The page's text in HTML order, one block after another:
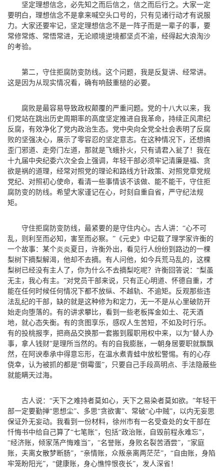
坚定理想信念，必先知之而后信之，信之而后行之。大家一定
要明白，理想信念不是拿来喊空头口号的，只有见诸行动才有说服
力。大家还要牢记，坚定理想信念不是一阵子而是一辈子的事，要
常修常炼、常悟常进，无论顺境逆境都坚贞不渝，经得起大浪淘沙
的考验。
第二，守住拒腐防变防线。 这个问题，我是反复讲、经常讲。
这是因为从现实情况看，确有响鼓重槌的必要。
腐败是最容易导致政权颠覆的严重问题。党的十八大以来，我
们党站在跳出历史周期率的高度坚定推进自我革命，持续正风肃纪
反腐，有效净化了党内政治生态。党中央向全党全社会表明了反腐
败的坚强决心，展示了零容忍的坚定意志。在这种情况下，还想搞
歪门邪道、走旁门左道，那就是飞蛾扑火，只有请君入瓮了！我在
十九届中央纪委六次全会上强调，年轻干部必须牢记清廉是福、贪
欲是祸的道理，经常对照党的理论和路线方针政策、对照党章党规
党纪、对照初心使命，看清一些事情该不该做、能不能干，守住拒
腐防变的防线。希望大家谨记在心，时刻自重自省，严守纪法规
矩。
守住拒腐防变防线，最紧要的是守住内心。古人讲：“心不可
乱，则利至而必知，害至而必察。”《元史》中记载了理学家许衡的
一个故事：某个炎炎夏日，许衡外出，看见行人纷纷到路边的一棵
梨树下摘梨解渴，他却不去摘。有人问他，如今兵荒马乱的，这棵
梨树已经没有主人了，你为什么不去摘梨吃呢？许衡回答说：“梨虽
无主，我心有主。”对党员干部来说，只有正心明道、怀德自重，才
能在任何时候任何情况下都不放纵、不越轨、不逾矩。反观那些违
法乱纪的干部，缺的就是这种修为和定力，无一不是从心里破防开
始走向堕落的。有的讲求攀比，看到一些老板挥金如土、花天酒
地，就心态失衡。有的贪图享乐，感叹人生苦短，不如及时行乐。
有的投桃报李，把商品交换那一套搬到履职用权中来，以为“替人办
事，拿人钱财”是理所当然的。有的自我膨胀，一朝身居要职就飘飘
然，在阿谀奉承中得意忘形，在温水煮青蛙中放松警惕。有的心存
侥幸，认为被抓的都是“倒霉蛋”，只要自己手段高明点、手法隐蔽些
就能瞒天过海。
古人说：“天下之难持者莫如心，天下之易染者莫如欲。”年轻干
部一定要勤掸“思想尘”、多思“贪欲害”、常破“心中贼”，以内无妄思
保证外无妄动。我看到一份材料，徐州市有一名受查处的女干部在
忏悔书中给自己算了“七笔账”，包括“政治账，自毁前程永难忘”，
“经济账，倾家荡产悔难当”，“名誉账，身败名裂苦酒尝”，“家庭
账，夫离女散梦断肠”，“亲情账，众叛亲离两茫茫”，“自由账，身陷
牢笼盼阳光”，“健康账，身心憔悴恨夜长”，发人深省！